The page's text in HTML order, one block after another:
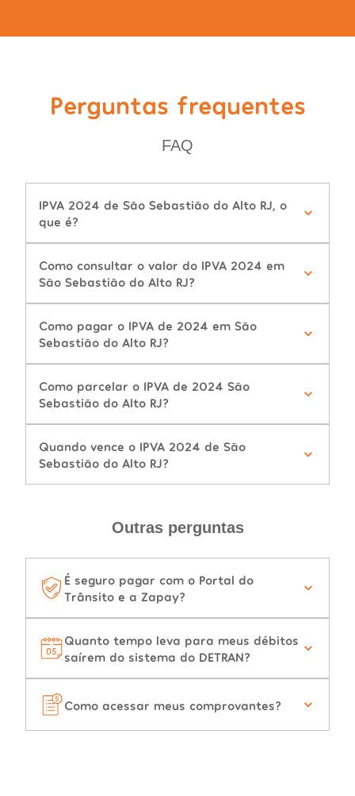
Perguntas frequentes
FAQ
IPVA 2024 de São Sebastião do Alto RJ, o
que é?
Como consultar o valor do IPVA 2024 em
São Sebastião do Alto RJ?
Como pagar o IPVA de 2024 em São
Sebastião do Alto RJ?
Como parcelar o IPVA de 2024 São
Sebastião do Alto RJ?
Quando vence o IPVA 2024 de São
Sebastião do Alto RJ?
Outras perguntas
É seguro pagar com o Portal do
Trânsito e a Zapay?
Quanto tempo leva para meus débitos
saírem do sistema do DETRAN?
Como acessar meus comprovantes?